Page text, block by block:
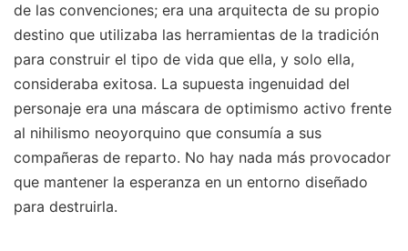
de las convenciones; era una arquitecta de su propio
destino que utilizaba las herramientas de la tradición
para construir el tipo de vida que ella, y solo ella,
consideraba exitosa. La supuesta ingenuidad del
personaje era una máscara de optimismo activo frente
al nihilismo neoyorquino que consumía a sus
compañeras de reparto. No hay nada más provocador
que mantener la esperanza en un entorno diseñado
para destruirla.